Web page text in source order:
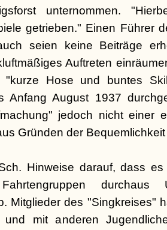
unternommen.
getrieben." Einen Führer
seien keine Beiträge
Auftreten
Hose und buntes
Anfang August 1937
jedoch nicht einer
Gründen der
Hinweise darauf, dass
durchaus
Mitglieder des "Singkreises"
mit anderen